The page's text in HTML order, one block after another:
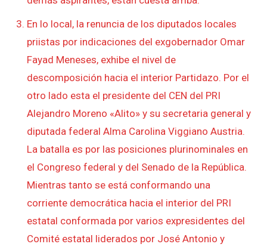
En lo local, la renuncia de los diputados locales
priistas por indicaciones del exgobernador Omar
Fayad Meneses, exhibe el nivel de
descomposición hacia el interior Partidazo. Por el
otro lado esta el presidente del CEN del PRI
Alejandro Moreno «Alito» y su secretaria general y
diputada federal Alma Carolina Viggiano Austria.
La batalla es por las posiciones plurinominales en
el Congreso federal y del Senado de la República.
Mientras tanto se está conformando una
corriente democrática hacia el interior del PRI
estatal conformada por varios expresidentes del
Comité estatal liderados por José Antonio y